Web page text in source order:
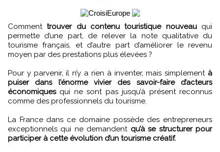
Commenttrouver du contenu touristique nouveauqui
permette d’une part, de relever la note qualitative du
tourisme français, et d’autre part d’améliorer le revenu
moyen par des prestations plus élevées ?
Pour y parvenir, il n’y a rien à inventer, mais simplement à
puiser dans l’énorme vivier des savoir-faire d’acteurs
économiquesqui ne sont pas jusqu’à présent reconnus
comme des professionnels du tourisme.
La France dans ce domaine possède des entrepreneurs
exceptionnels qui ne demandent qu’à se structurer pour
participer à cette évolution d’un tourisme créatif.